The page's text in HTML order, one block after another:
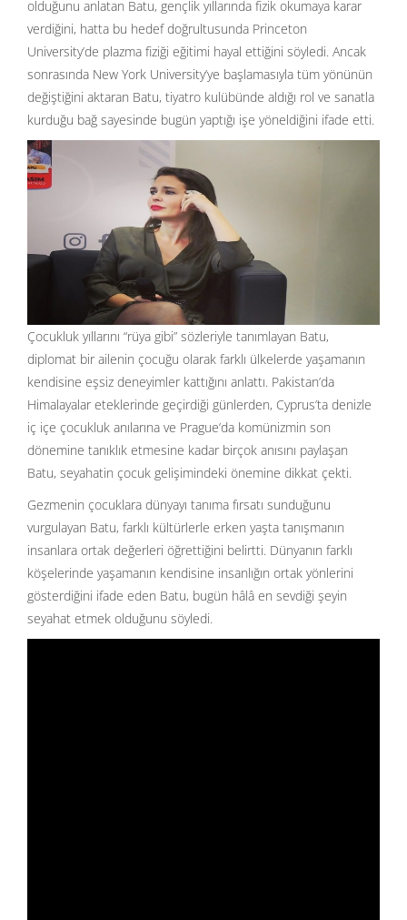
olduğunu anlatan Batu, gençlik yıllarında fizik okumaya karar
verdiğini, hatta bu hedef doğrultusunda Princeton
University’de plazma fiziği eğitimi hayal ettiğini söyledi. Ancak
sonrasında New York University’ye başlamasıyla tüm yönünün
değiştiğini aktaran Batu, tiyatro kulübünde aldığı rol ve sanatla
kurduğu bağ sayesinde bugün yaptığı işe yöneldiğini ifade etti.
Çocukluk yıllarını “rüya gibi” sözleriyle tanımlayan Batu,
diplomat bir ailenin çocuğu olarak farklı ülkelerde yaşamanın
kendisine eşsiz deneyimler kattığını anlattı. Pakistan’da
Himalayalar eteklerinde geçirdiği günlerden, Cyprus’ta denizle
iç içe çocukluk anılarına ve Prague’da komünizmin son
dönemine tanıklık etmesine kadar birçok anısını paylaşan
Batu, seyahatin çocuk gelişimindeki önemine dikkat çekti.
Gezmenin çocuklara dünyayı tanıma fırsatı sunduğunu
vurgulayan Batu, farklı kültürlerle erken yaşta tanışmanın
insanlara ortak değerleri öğrettiğini belirtti. Dünyanın farklı
köşelerinde yaşamanın kendisine insanlığın ortak yönlerini
gösterdiğini ifade eden Batu, bugün hâlâ en sevdiği şeyin
seyahat etmek olduğunu söyledi.